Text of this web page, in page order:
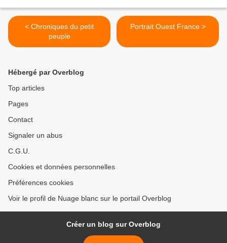
< Chroniques du petit
peuple
Portrait Ouest France >
Hébergé par Overblog
Top articles
Pages
Contact
Signaler un abus
C.G.U.
Cookies et données personnelles
Préférences cookies
Voir le profil de Nuage blanc sur le portail Overblog
Créer un blog sur Overblog